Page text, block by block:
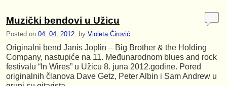
Muzički bendovi u Užicu
Posted on 04. 04. 2012. by Violeta Ćirović
Originalni bend Janis Joplin – Big Brother & the Holding
Company, nastupiće na 11. Međunarodnom blues and rock
festivalu “In Wires” u Užicu 8. juna 2012.godine. Pored
originalnih članova Dave Getz, Peter Albin i Sam Andrew u